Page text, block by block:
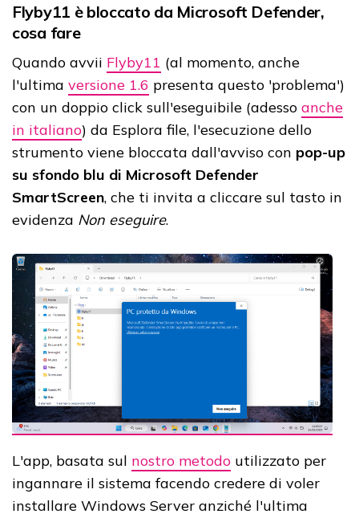
Flyby11 è bloccato da Microsoft Defender,
cosa fare
Quando avvii Flyby11 (al momento, anche
l'ultima versione 1.6 presenta questo 'problema')
con un doppio click sull'eseguibile (adesso anche
in italiano) da Esplora file, l'esecuzione dello
strumento viene bloccata dall'avviso con pop-up
su sfondo blu di Microsoft Defender
SmartScreen, che ti invita a cliccare sul tasto in
evidenza Non eseguire.
L'app, basata sul nostro metodo utilizzato per
ingannare il sistema facendo credere di voler
installare Windows Server anziché l'ultima